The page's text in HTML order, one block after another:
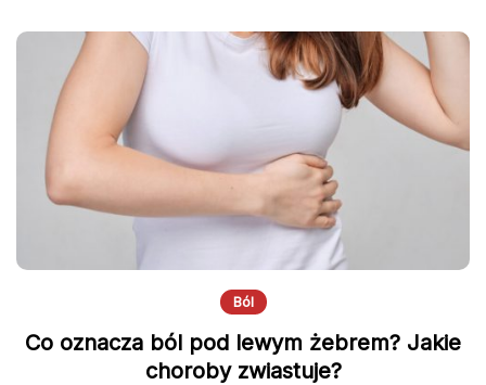
Ból
Co oznacza ból pod lewym żebrem? Jakie
choroby zwiastuje?